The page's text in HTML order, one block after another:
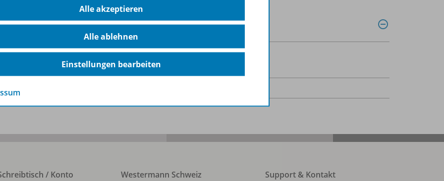
/ Konto Westermann Schweiz Support & Kontakt
Alle akzeptieren
Alle ablehnen
Einstellungen bearbeiten